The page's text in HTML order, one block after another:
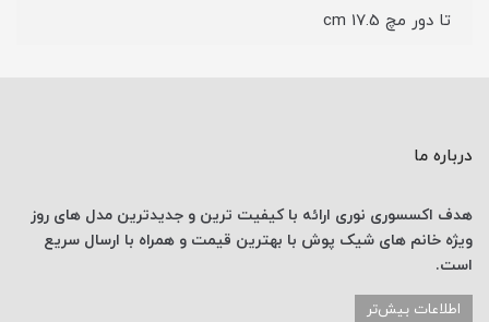
تا دور مچ 17.5 cm
درباره ما
هدف اکسسوری نوری ارائه با کیفیت ترین و جدیدترین مدل های روز
ویژه خانم های شیک پوش با بهترین قیمت و همراه با ارسال سریع
است.
اطلاعات بیش‌تر